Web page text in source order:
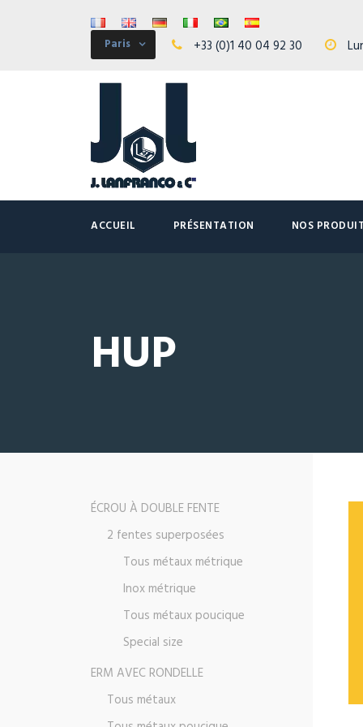
Paris +33 (0)1 40 04 92 30
ACCUEIL PRÉSENTATION NOS
HUP
ÉCROU À DOUBLE FENTE
2 fentes superposées
Tous métaux métrique
Inox métrique
Tous métaux poucique
Special size
ERM AVEC RONDELLE
Tous métaux